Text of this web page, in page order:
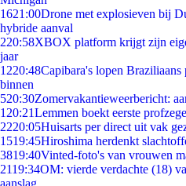
1621:00Drone met explosieven bij
hybride aanval
220:58XBOX platform krijgt zijn
jaar
1220:48Capibara's lopen
binnen
520:30Zomervakantieweerbericht:
1 20:21Lemmen boekt eerste
2220:05Huisarts per direct uit vak
1519:45Hiroshima herdenkt
3819:40Vinted-foto's van vrouwen
2119:34OM: vierde verdachte (18)
aanslag